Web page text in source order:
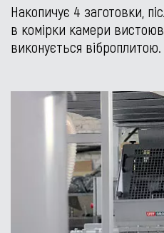
Накопичує 4 заготовки,
в комірки камери
виконується віброплитою.